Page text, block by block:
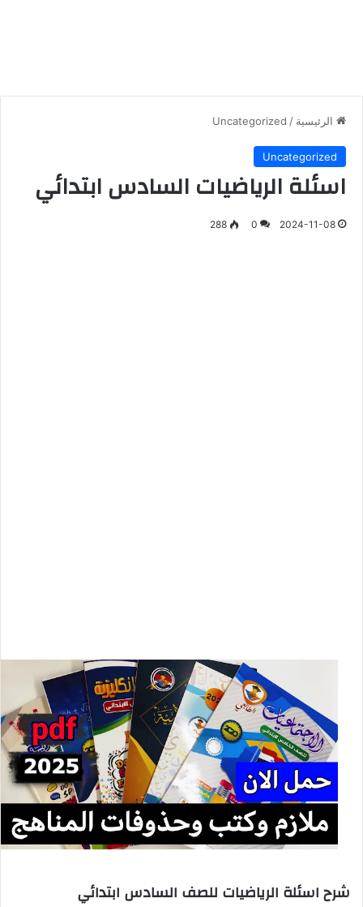
الرئيسية /
Uncategorized
Uncategorized
اسئلة الرياضيات السادس ابتدائي
2024-11-08
0
288
شرح اسئلة الرياضيات للصف السادس ابتدائي